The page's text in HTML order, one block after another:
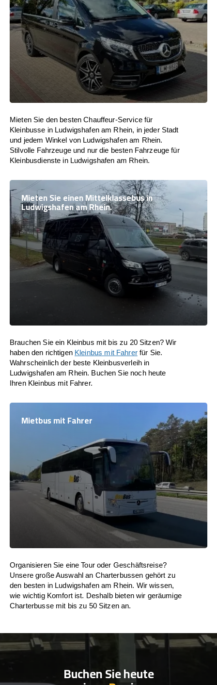
Mieten Sie den besten Chauffeur-Service für
Kleinbusse in Ludwigshafen am Rhein, in jeder Stadt
und jedem Winkel von Ludwigshafen am Rhein.
Stilvolle Fahrzeuge und nur die besten Fahrzeuge für
Kleinbusdienste in Ludwigshafen am Rhein.
Mieten Sie einen Mittelklassebus in
Ludwigshafen am Rhein.
Brauchen Sie ein Kleinbus mit bis zu 20 Sitzen? Wir
haben den richtigen Kleinbus mit Fahrerfür Sie.
Wahrscheinlich der beste Kleinbusverleih in
Ludwigshafen am Rhein. Buchen Sie noch heute
Ihren Kleinbus mit Fahrer.
Mietbus mit Fahrer
Organisieren Sie eine Tour oder Geschäftsreise?
Unsere große Auswahl an Charterbussen gehört zu
den besten in Ludwigshafen am Rhein. Wir wissen,
wie wichtig Komfort ist. Deshalb bieten wir geräumige
Charterbusse mit bis zu 50 Sitzen an.
Buchen Sie heute